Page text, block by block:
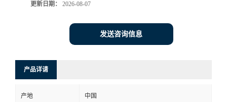
更新日期： 2026-08-07
发送咨询信息
产品详请
产地 中国